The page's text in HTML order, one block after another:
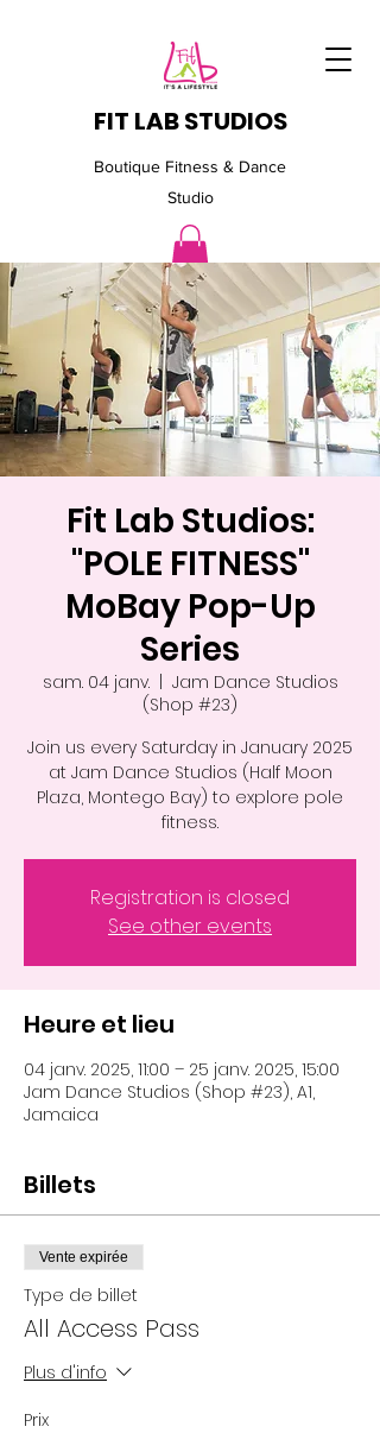
FIT LAB STUDIOS
Boutique Fitness & Dance
Studio
Fit Lab Studios:
"POLE FITNESS"
MoBay Pop-Up
Series
sam. 04 janv.
  |
Jam Dance Studios
(Shop #23)
Join us every Saturday in January 2025
at Jam Dance Studios (Half Moon
Plaza, Montego Bay) to explore pole
fitness.
Registration is closed
See other events
Heure et lieu
04 janv. 2025, 11:00 – 25 janv. 2025, 15:00
Jam Dance Studios (Shop #23), A1,
Jamaica
Billets
Vente expirée
Type de billet
All Access Pass
Plus d'info
Prix